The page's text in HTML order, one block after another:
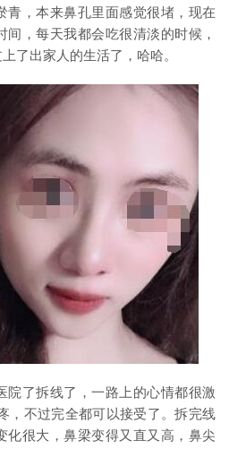
青，本来鼻孔里面感觉很堵，现在
，每天我都会吃很清淡的时候，
了出家人的生活了，哈哈。
了拆线了，一路上的心情都很激
，不过完全都可以接受了。拆完线
化很大，鼻梁变得又直又高，鼻尖